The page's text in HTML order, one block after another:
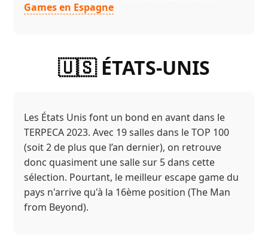
Games en Espagne
🇺🇸 ÉTATS-UNIS
Les États Unis font un bond en avant dans le
TERPECA 2023. Avec 19 salles dans le TOP 100
(soit 2 de plus que l’an dernier), on retrouve
donc quasiment une salle sur 5 dans cette
sélection. Pourtant, le meilleur escape game du
pays n'arrive qu'à la 16ème position (The Man
from Beyond).